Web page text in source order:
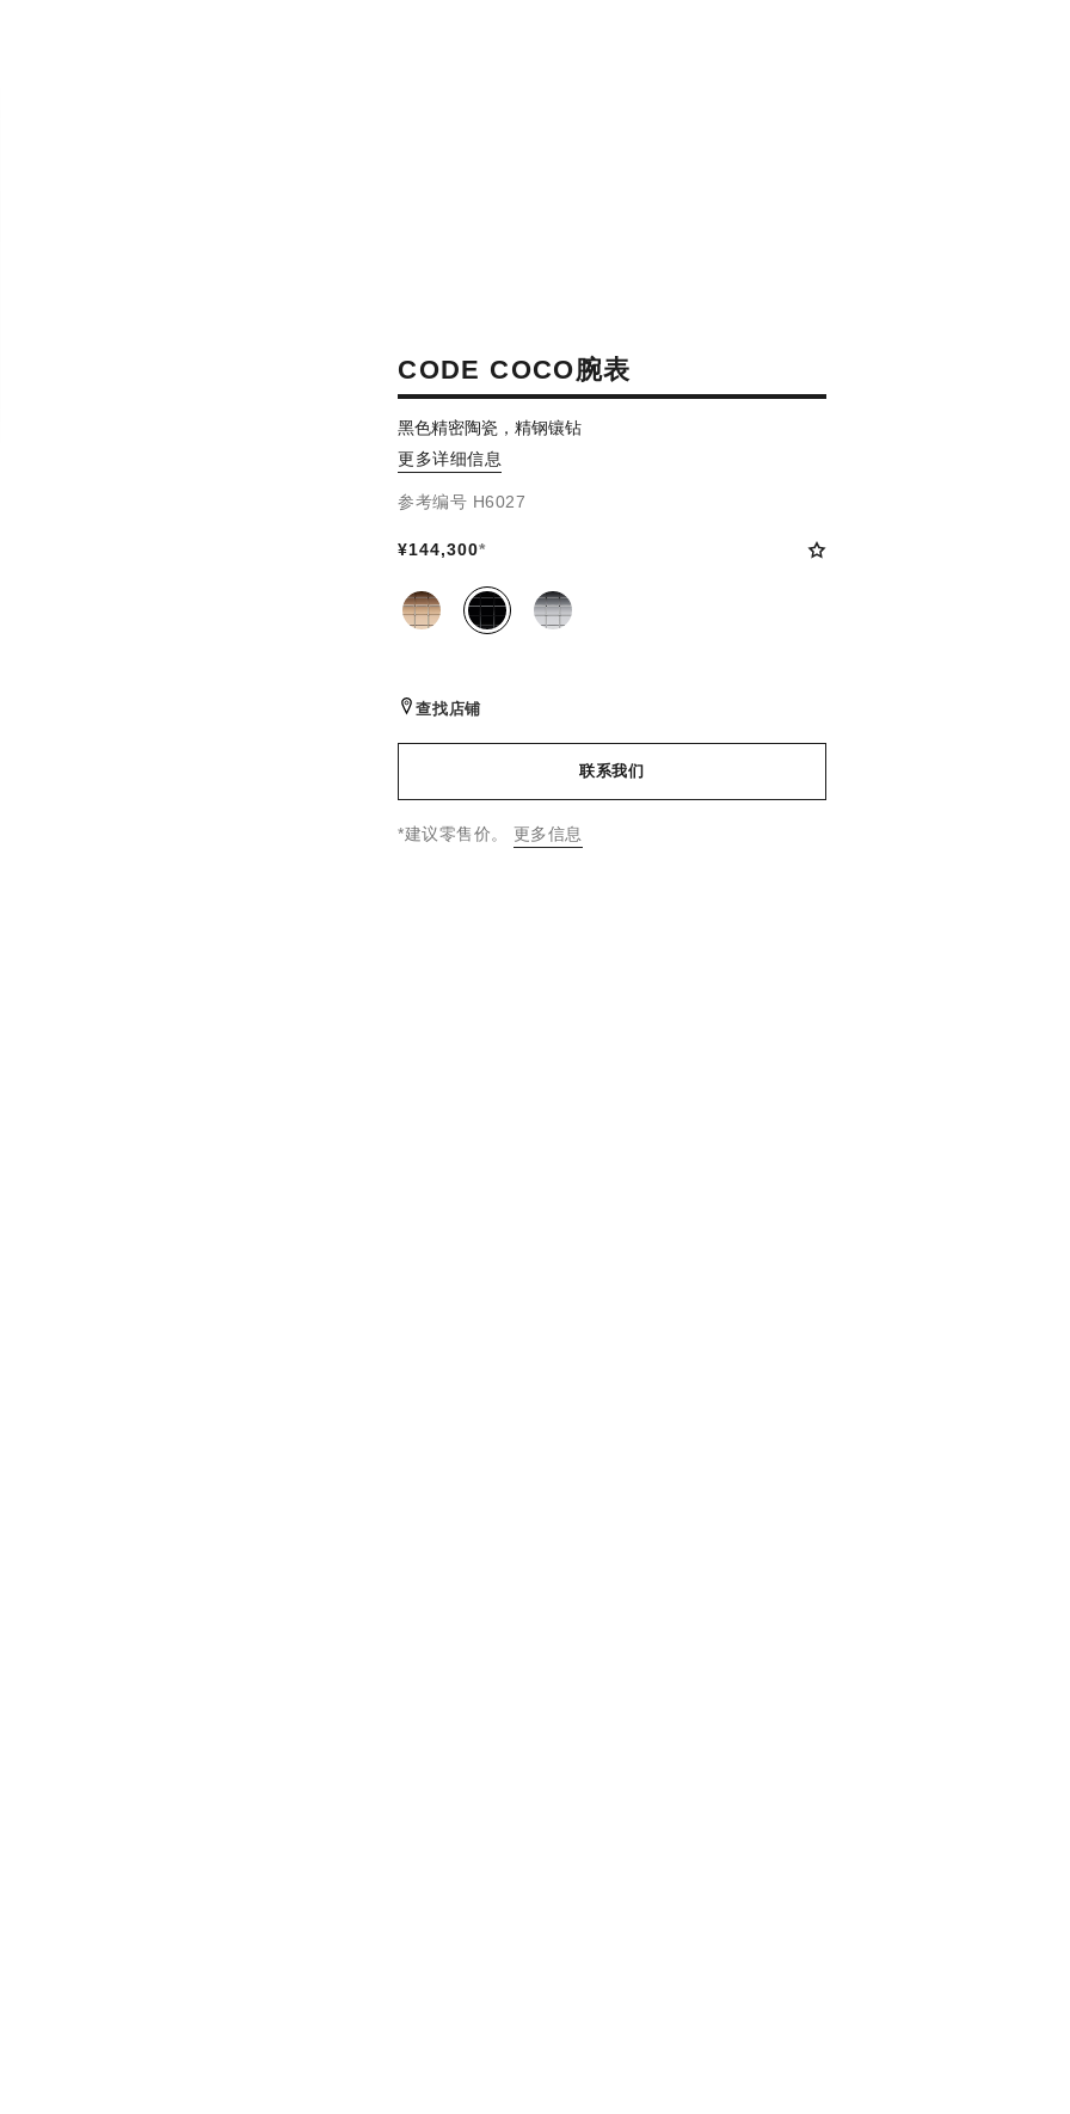
CODE COCO腕表
黑色精密陶瓷，精钢镶钻
更多详细信息
参考编号 H6027
¥144,300*
同系列款式(3)
查找店铺
联系我们
↩
*建议零售价。 更多信息